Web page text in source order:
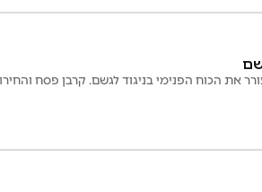
את הכוח הפנימי בניגוד לגשם. קרבן פסח